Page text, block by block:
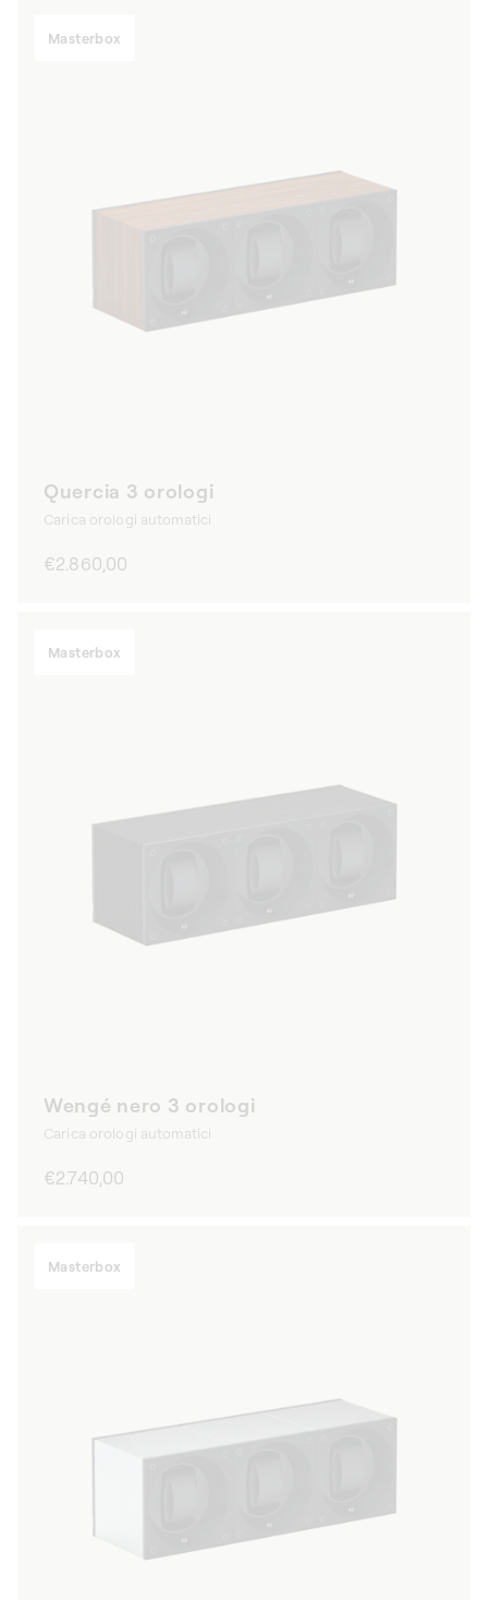
Masterbox
Quercia 3 orologi
Carica orologi automatici
Prezzo
€2.860,00
Masterbox
Wengé nero 3 orologi
Carica orologi automatici
Prezzo
€2.740,00
Masterbox